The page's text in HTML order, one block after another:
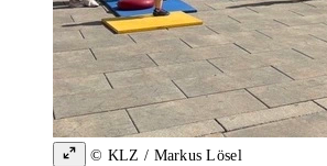
© KLZ / Markus Lösel